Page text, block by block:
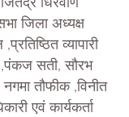
धिरवाण
जिला अध्यक्ष
व्यापारी
सती, सौरभ
तौफीक ,विनीत
एवं कार्यकर्ता